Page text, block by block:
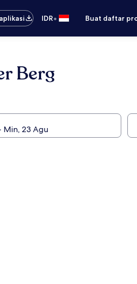
IDR• Buat daftar
Berg